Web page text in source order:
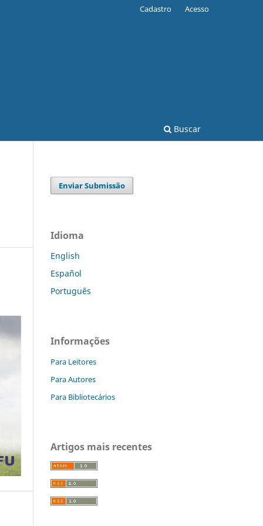
Buscar
Cadastro Acesso
Enviar Submissão
Idioma
English
Español
Português
Informações
Para Leitores
Para Autores
Para Bibliotecários
Artigos mais recentes